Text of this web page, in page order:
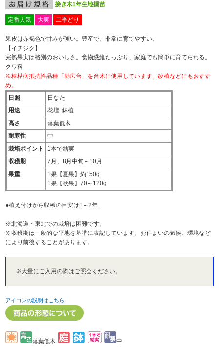
接ぎ木1年生地掘苗
定番人気 大実 二季どり
果皮は赤褐色で甘みが強い。豊産で、非常に育てやすい。
【イチジク】
完熟果実は格別のおいしさ。食物繊維たっぷり、家庭でも簡単に育てられる。
クワ科
※株枯病抵抗性品種「励広台」を台木に使用しています。改植などにもおすす
め。
日照
日なた
用途
花壇･鉢植
高さ
落葉低木
耐寒性
中
栽培ポイント
1本で結実
収穫期
7月、8月中旬～10月
果重
1果【夏果】約150g
1果【秋果】70～120g
●植え付けから収穫の目安は1～2年。
※北海道・東北での栽培は困難です。
※収穫期は一般的な平地を基準に表記しています。お住まいの気候、環境など
により前後することがあります。
※大量にご入用の際はご照会ください。
アイコンの説明はこちら
落葉低木 中